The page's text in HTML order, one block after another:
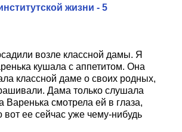
жизни - 5
возле классной дамы. Я
кушала с аппетитом. Она
классной даме о своих родных,
Дама только слушала
Варенька смотрела ей в глаза,
вот ее сейчас уже чему-нибудь